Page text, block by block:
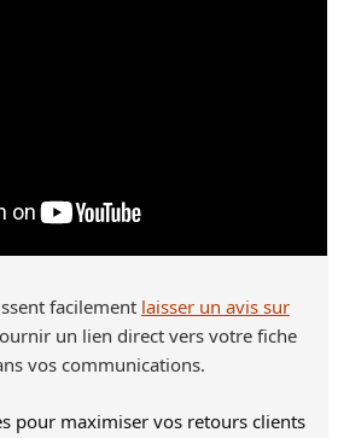
facilementlaisser un avis sur
un lien direct vers votre fiche
vos communications.
pour maximiser vos retours clients